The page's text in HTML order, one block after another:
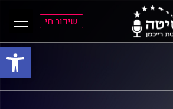
פתח
שידור חי